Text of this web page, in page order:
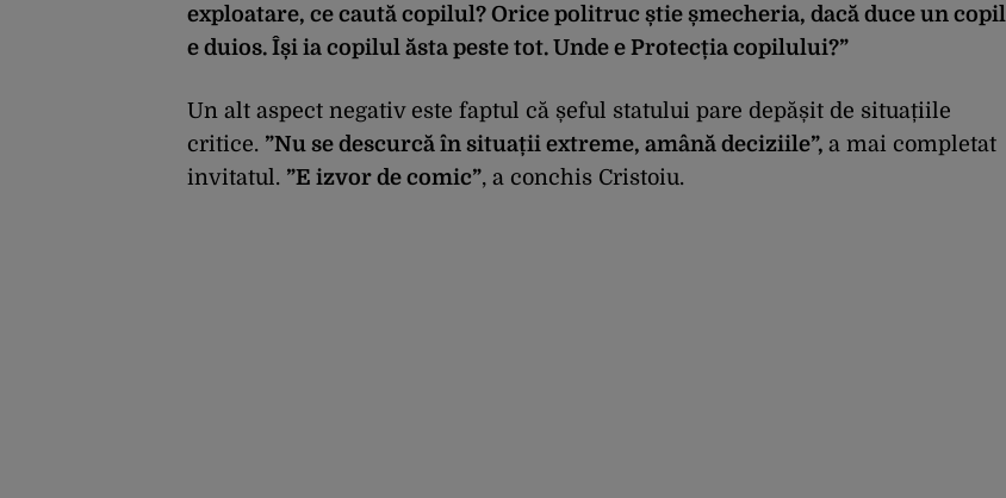
exploatare, ce caută copilul? Orice politruc știe șmecheria, dacă duce un copil
e duios. Își ia copilul ăsta peste tot. Unde e Protecția copilului?”
Un alt aspect negativ este faptul că șeful statului pare depășit de situațiile
critice. ”Nu se descurcă în situații extreme, amână deciziile”, a mai completat
invitatul. ”E izvor de comic”, a conchis Cristoiu.